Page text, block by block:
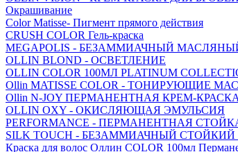
Окрашивание
Color Matisse- Пигмент прямого действия
CRUSH COLOR Гель-краска
MEGAPOLIS - БЕЗАММИАЧНЫЙ
OLLIN BLOND - ОСВЕТЛЕНИЕ
OLLIN COLOR 100МЛ PLATINUM
Ollin MATISSE COLOR - ТОНИРУЮЩИЕ
Ollin N-JOY ПЕРМАНЕНТНАЯ КРЕМ-
OLLIN OXY - ОКИСЛЯЮЩАЯ ЭМУЛЬСИЯ
PERFORMANCE - ПЕРМАНЕНТНАЯ
SILK TOUCH - БЕЗАММИАЧНЫЙ
Краска для волос Оллин COLOR 100мл